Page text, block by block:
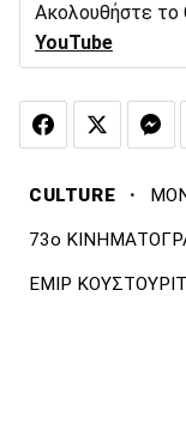
Ακολουθήστε το
YouTube
CULTURE ·
73ο
ΕΜΙΡ